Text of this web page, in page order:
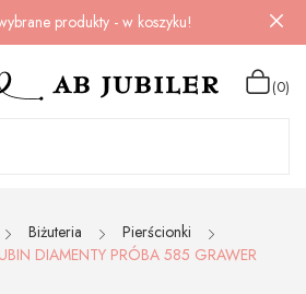
produkty - w koszyku!
(0)
Biżuteria
Pierścionki
DIAMENTY PRÓBA 585 GRAWER